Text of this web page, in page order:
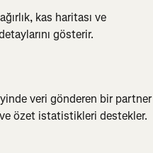
kas haritası ve
gösterir.
veri gönderen bir partner
özet istatistikleri destekler.